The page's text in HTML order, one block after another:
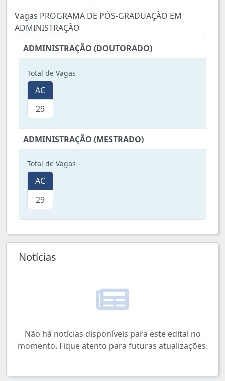
Vagas PROGRAMA DE PÓS-GRADUAÇÃO EM
ADMINISTRAÇÃO
ADMINISTRAÇÃO (DOUTORADO)
Total de Vagas
AC
29
ADMINISTRAÇÃO (MESTRADO)
Total de Vagas
AC
29
Notícias
Não há notícias disponíveis para este edital no
momento. Fique atento para futuras atualizações.